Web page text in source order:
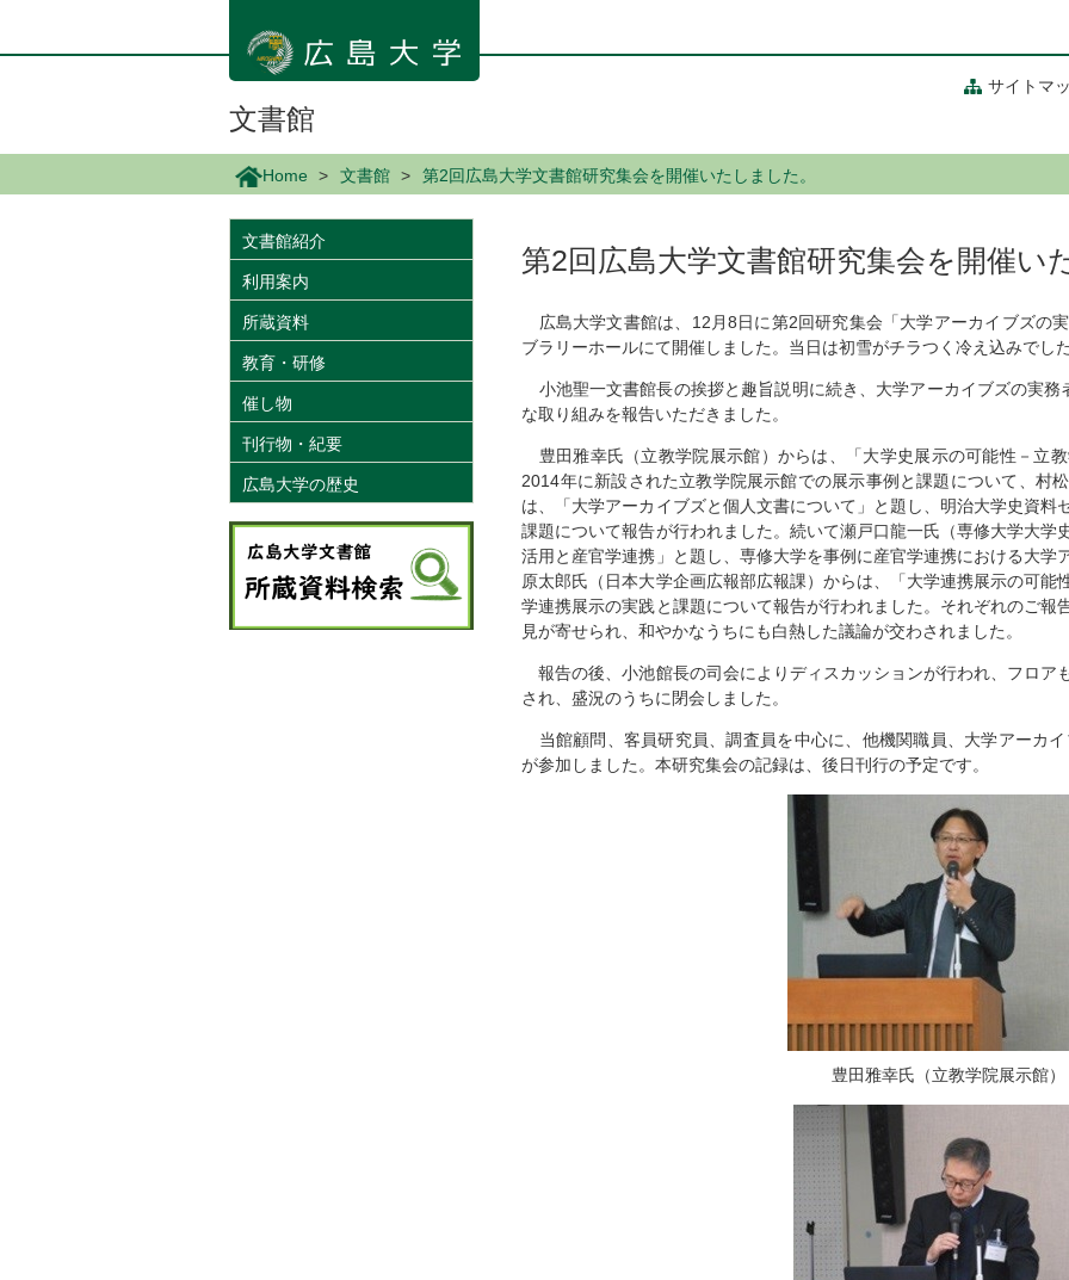
ン
サイトマ
文書館
Home 文書館 第2回広島大学文書館研究集会を開催いたしました。
第2回広島大学文書館研究集会を開催い
広島大学文書館は、12月8日に第2回研究集会「大学アーカイブズの
ブラリーホールにて開催しました。当日は初雪がチラつく冷え込みでし
小池聖一文書館長の挨拶と趣旨説明に続き、大学アーカイブズの実
な取り組みを報告いただきました。
豊田雅幸氏（立教学院展示館）からは、「大学史展示の可能性－立
2014年に新設された立教学院展示館での展示事例と課題について、村
は、「大学アーカイブズと個人文書について」と題し、明治大学史資料
課題について報告が行われました。続いて瀬戸口龍一氏（専修大学大学
活用と産官学連携」と題し、専修大学を事例に産官学連携における大学
原太郎氏（日本大学企画広報部広報課）からは、「大学連携展示の可能
学連携展示の実践と課題について報告が行われました。それぞれのご報
見が寄せられ、和やかなうちにも白熱した議論が交わされました。
報告の後、小池館長の司会によりディスカッションが行われ、フロア
され、盛況のうちに閉会しました。
当館顧問、客員研究員、調査員を中心に、他機関職員、大学アーカ
が参加しました。本研究集会の記録は、後日刊行の予定です。
豊田雅幸氏（立教学院展示館）
文書館紹介
利用案内
所蔵資料
教育・研修
催し物
刊行物・紀要
広島大学の歴史